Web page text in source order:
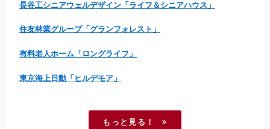
長谷工シニアウェルデザイン「ライフ＆シニアハウス」
住友林業グループ「グランフォレスト」
有料老人ホーム「ロングライフ」
東京海上日動「ヒルデモア」
もっと見る！